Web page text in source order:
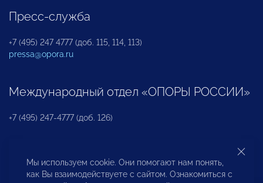
Пресс-служба
+7 (495) 247 4777 (доб. 115, 114, 113)
pressa@opora.ru
Международный отдел «ОПОРЫ РОССИИ»
+7 (495) 247-4777 (доб. 126)
Бюро по защите прав предпринимателей и
инвесторов
Мы используем cookie. Они помогают нам понять,
как Вы взаимодействуете с сайтом. Ознакомиться с